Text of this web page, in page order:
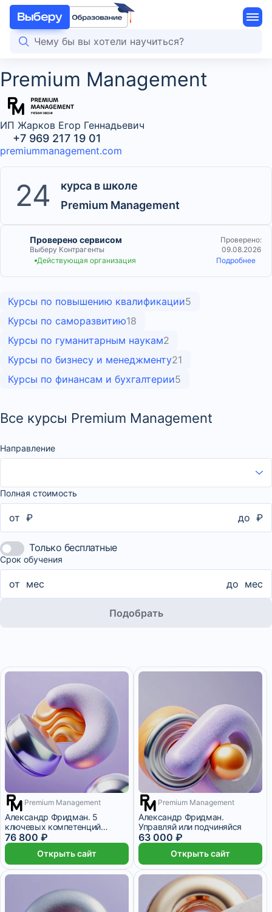
Premium Management
+7 969 217 19 01
ИП Жарков Егор Геннадьевич
premiummanagement.com
24
курса в школе
Premium Management
Проверено сервисом
Выберу Контрагенты
Проверено:
09.08.2026
Действующая организация
Подробнее
Курсы по повышению квалификации5
Курсы по саморазвитию18
Курсы по гуманитарным наукам2
Курсы по бизнесу и менеджменту21
Курсы по финансам и бухгалтерии5
Все курсы Premium Management
Направление
Полная стоимость
от ₽ до ₽
Только бесплатные
Срок обучения
от мес до мес
Подобрать
3 200 ₽/мес 10 месяцев
Premium Management
Александр Фридман. 5
ключевых компетенций
руководителя
76 800 ₽
Открыть сайт
8 месяцев
Premium Management
Александр Фридман.
Управляй или подчиняйся
63 000 ₽
Открыть сайт